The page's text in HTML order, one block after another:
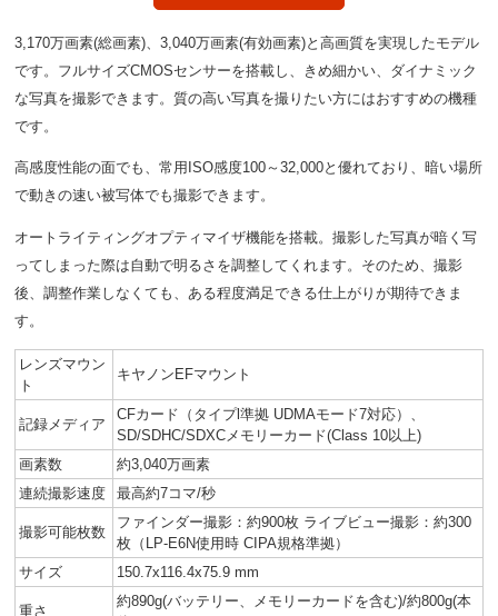
3,170万画素(総画素)、3,040万画素(有効画素)と高画質を実現したモデル
です。フルサイズCMOSセンサーを搭載し、きめ細かい、ダイナミック
な写真を撮影できます。質の高い写真を撮りたい方にはおすすめの機種
です。
高感度性能の面でも、常用ISO感度100～32,000と優れており、暗い場所
で動きの速い被写体でも撮影できます。
オートライティングオプティマイザ機能を搭載。撮影した写真が暗く写
ってしまった際は自動で明るさを調整してくれます。そのため、撮影
後、調整作業しなくても、ある程度満足できる仕上がりが期待できま
す。
レンズマウン
ト
キヤノンEFマウント
記録メディア
CFカード（タイプl準拠 UDMAモード7対応）、
SD/SDHC/SDXCメモリーカード(Class 10以上)
画素数
約3,040万画素
連続撮影速度
最高約7コマ/秒
撮影可能枚数
ファインダー撮影：約900枚 ライブビュー撮影：約300
枚（LP-E6N使用時 CIPA規格準拠）
サイズ
150.7x116.4x75.9 mm
重さ
約890g(バッテリー、メモリーカードを含む)/約800g(本